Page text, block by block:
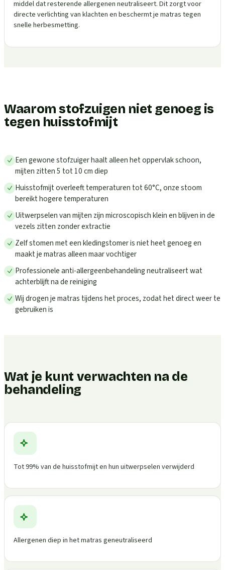
middel dat resterende allergenen neutraliseert. Dit zorgt voor
directe verlichting van klachten en beschermt je matras tegen
snelle herbesmetting.
Waarom stofzuigen niet genoeg is
tegen huisstofmijt
Een gewone stofzuiger haalt alleen het oppervlak schoon,
mijten zitten 5 tot 10 cm diep
Huisstofmijt overleeft temperaturen tot 60°C, onze stoom
bereikt hogere temperaturen
Uitwerpselen van mijten zijn microscopisch klein en blijven in de
vezels zitten zonder extractie
Zelf stomen met een kledingstomer is niet heet genoeg en
maakt je matras alleen maar vochtiger
Professionele anti-allergeenbehandeling neutraliseert wat
achterblijft na de reiniging
Wij drogen je matras tijdens het proces, zodat het direct weer te
gebruiken is
Wat je kunt verwachten na de
behandeling
Tot 99% van de huisstofmijt en hun uitwerpselen verwijderd
Allergenen diep in het matras geneutraliseerd